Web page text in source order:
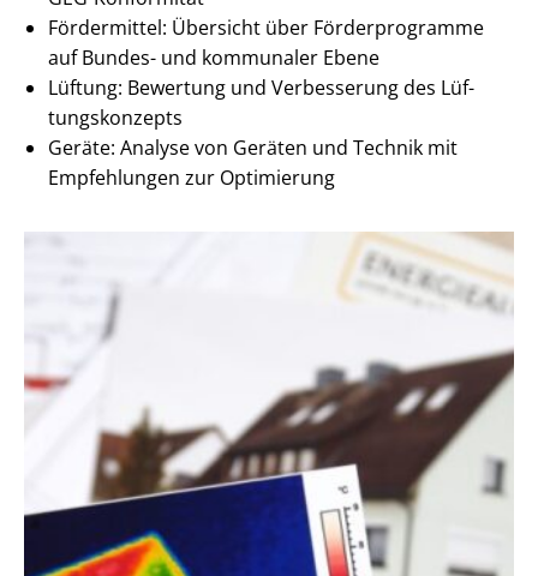
Fördermittel: Übersicht über Förderprogramme
auf Bundes- und kommunaler Ebene
Lüftung: Bewertung und Verbesserung des Lüf­
tungs­kon­zepts
Geräte: Analyse von Geräten und Technik mit
Empfehlungen zur Optimierung